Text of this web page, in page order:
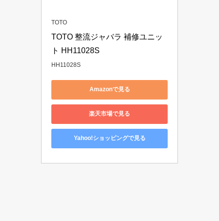
TOTO
TOTO 整流ジャバラ 補修ユニッ
ト HH11028S
HH11028S
Amazonで見る
楽天市場で見る
Yahoo!ショッピングで見る